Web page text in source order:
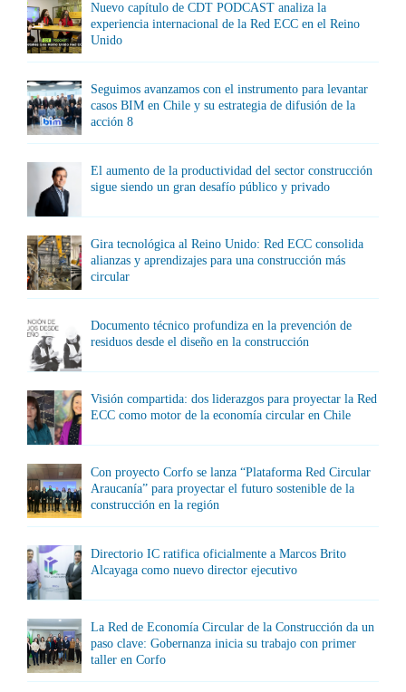
Nuevo capítulo de CDT PODCAST analiza la
experiencia internacional de la Red ECC en el Reino
Unido
Seguimos avanzamos con el instrumento para levantar
casos BIM en Chile y su estrategia de difusión de la
acción 8
El aumento de la productividad del sector construcción
sigue siendo un gran desafío público y privado
Gira tecnológica al Reino Unido: Red ECC consolida
alianzas y aprendizajes para una construcción más
circular
Documento técnico profundiza en la prevención de
residuos desde el diseño en la construcción
Visión compartida: dos liderazgos para proyectar la Red
ECC como motor de la economía circular en Chile
Con proyecto Corfo se lanza “Plataforma Red Circular
Araucanía” para proyectar el futuro sostenible de la
construcción en la región
Directorio IC ratifica oficialmente a Marcos Brito
Alcayaga como nuevo director ejecutivo
La Red de Economía Circular de la Construcción da un
paso clave: Gobernanza inicia su trabajo con primer
taller en Corfo